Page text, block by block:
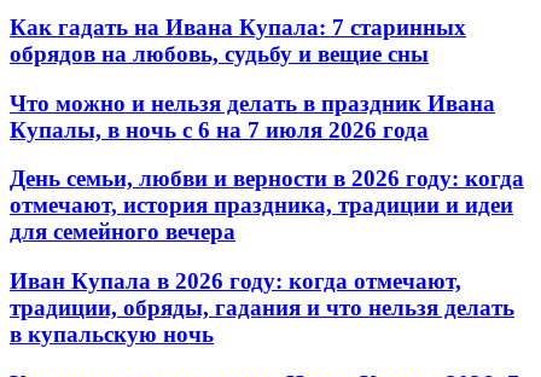
Как гадать на Ивана Купала: 7 старинных
обрядов на любовь, судьбу и вещие сны
Что можно и нельзя делать в праздник Ивана
Купалы, в ночь с 6 на 7 июля 2026 года
День семьи, любви и верности в 2026 году: когда
отмечают, история праздника, традиции и идеи
для семейного вечера
Иван Купала в 2026 году: когда отмечают,
традиции, обряды, гадания и что нельзя делать
в купальскую ночь